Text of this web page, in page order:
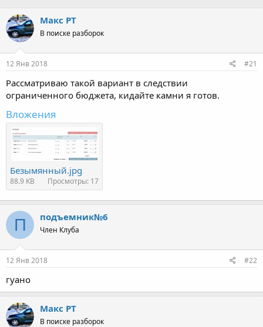
т
о
р
т
е
м
а
н
ч
а
Макс PT
В поиске разборок
12 Янв 2018 #21
Рассматриваю такой вариант в следствии
ограниченного бюджета, кидайте камни я готов.
Вложения
Безымянный.jpg
88.9 KB Просмотры: 17
П подъемник№6
Член Клуба
12 Янв 2018 #22
гуано
Макс PT
В поиске разборок